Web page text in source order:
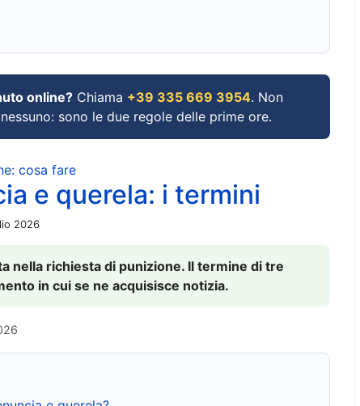
online? Chiama +39 335 669 3954. Non
sono le due regole delle prime ore.
cosa fare
e querela: i termini
2026
nella richiesta di punizione. Il termine di tre
in cui se ne acquisisce notizia.